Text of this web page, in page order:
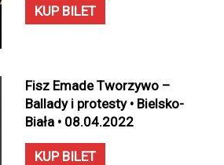
KUP BILET
Fisz Emade Tworzywo –
Ballady i protesty • Bielsko-
Biała • 08.04.2022
KUP BILET